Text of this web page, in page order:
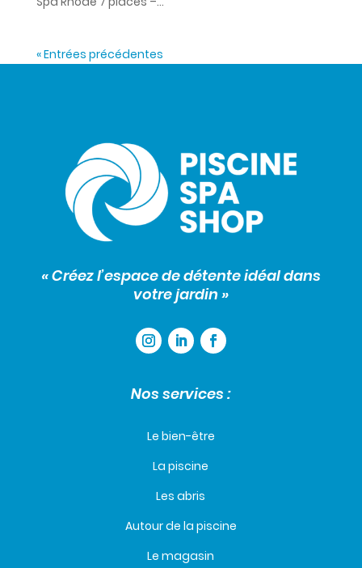
« Entrées précédentes
« Créez l’espace de détente idéal dans
votre jardin »
Nos services :
Le bien-être
La piscine
Les abris
Autour de la piscine
Le magasin